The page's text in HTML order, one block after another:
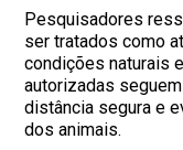
Pesquisadores
ser tratados como
condições naturais
autorizadas
distância segura e
dos animais.